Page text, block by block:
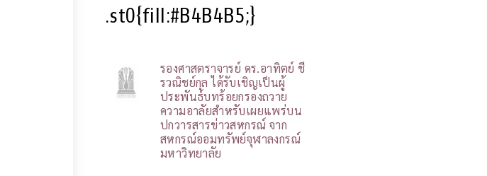
.st0{fill:#B4B4B5;}
รองศาสตราจารย์ ดร.อาทิตย์ ชี
รวณิชย์กุล ได้รับเชิญเป็นผู้
ประพันธ์บทร้อยกรองถวาย
ความอาลัยสำหรับเผยแพร่บน
ปกวารสารข่าวสหกรณ์ จาก
สหกรณ์ออมทรัพย์จุฬาลงกรณ์
มหาวิทยาลัย